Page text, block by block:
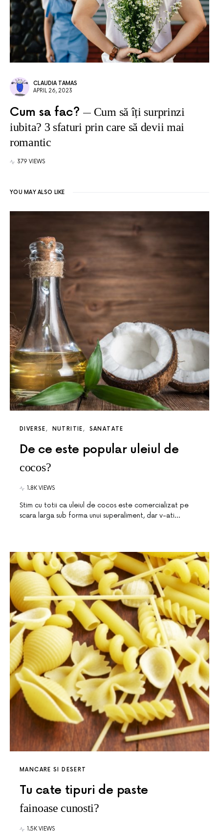
CLAUDIA TAMAS
APRIL 26, 2023
Cum sa fac?
Cum să îți surprinzi
iubita? 3 sfaturi prin care să devii mai
romantic
379 VIEWS
YOU MAY ALSO LIKE
DIVERSE NUTRITIE SANATATE
De ce este popular uleiul de
cocos?
1.8K VIEWS
Stim cu totii ca uleiul de cocos este comercializat pe
scara larga sub forma unui superaliment, dar v-ati…
MANCARE SI DESERT
Tu cate tipuri de paste
fainoase cunosti?
1.5K VIEWS